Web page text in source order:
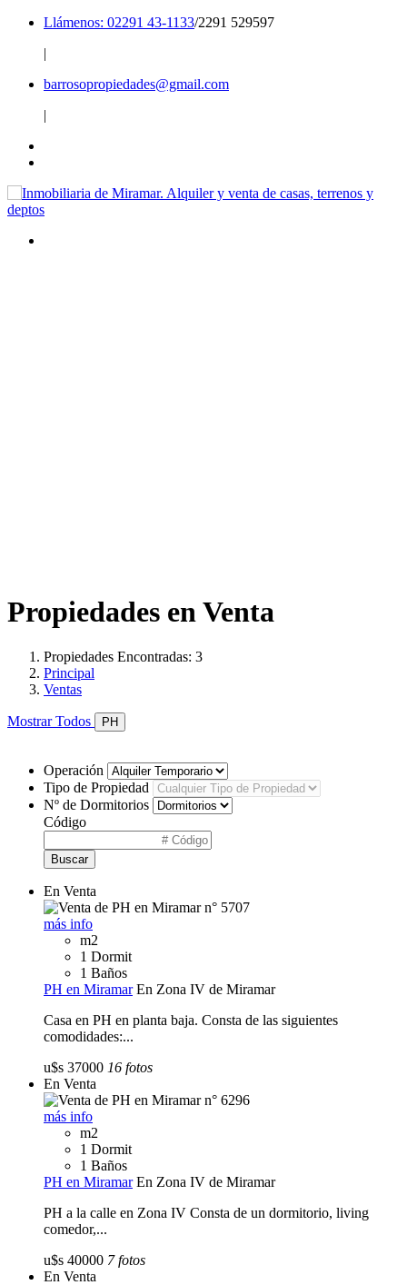
Llámenos: 02291 43-1133/2291 529597
|
barrosopropiedades@gmail.com
|
Propiedades en Venta
Propiedades Encontradas: 3
Principal
Ventas
Mostrar Todos PH
Operación
Tipo de Propiedad
Nº de Dormitorios
Código
Buscar
En Venta
más info
m2
1 Dormit
1 Baños
PH en Miramar En Zona IV de Miramar
Casa en PH en planta baja. Consta de las siguientes
comodidades:...
u$s 37000 16 fotos
En Venta
más info
m2
1 Dormit
1 Baños
PH en Miramar En Zona IV de Miramar
PH a la calle en Zona IV Consta de un dormitorio, living
comedor,...
u$s 40000 7 fotos
En Venta